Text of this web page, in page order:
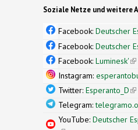
Soziale Netze und weitere
Facebook: Deutscher
Facebook: Deutscher
Facebook: Luminesk'
Instagram:
Twitter: Esperanto_D
Telegram:
YouTube: Deutscher